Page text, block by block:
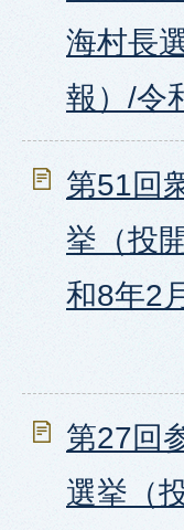
海村長
報）/令
第51回
挙（投
和8年2
第27回
選挙（